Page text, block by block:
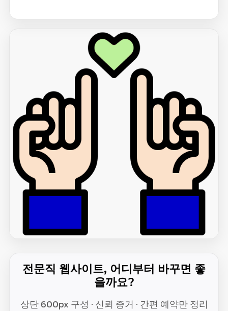
전문직 웹사이트, 어디부터 바꾸면 좋
을까요?
상단 600px 구성 · 신뢰 증거 · 간편 예약만 정리